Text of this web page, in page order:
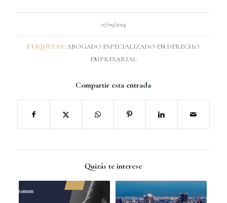
07/09/2024
ETIQUETAS: ABOGADO ESPECIALIZADO EN DERECHO
EMPRESARIAL
Compartir esta entrada
Quizás te interese